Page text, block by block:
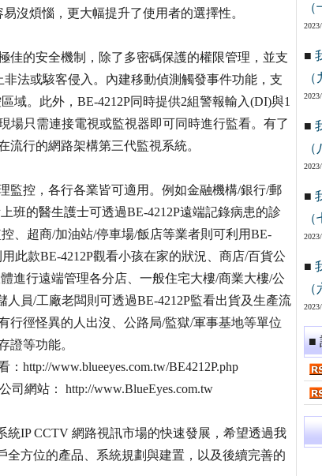
沒煩惱，更大幅提升了使用者的選擇性。
佳的安全機制，除了多密碼保護的權限管理，並支
法或駭客侵入。內建移動偵測觸發事件功能，支
域。此外，BE-4212P同時提供2組警報輸入(DI)與1
場只需連接電視或監視器即可同時進行監看。有了
流行的網路架構第三代監視系統。
監控，各行各業皆可適用。例如金融機構/銀行/郵
班的醫生護士可透過BE-4212P遠端記錄病患的診
、超商/加油站/停車場/飯店等業者則可利用BE-
此款BE-4212P觀看小孩在家的狀況、商店/百貨公
進行遠端管理各分店、一般住宅大樓/商業大樓/公
員/工廠老闆則可透過BE-4212P監看出貨及生產流
行徑怪異的人出沒、公路局/監獄/軍事基地等單位
證等功能。
http://www.blueeyes.com.tw/BE4212P.php
網站： http://www.BlueEyes.com.tw
IP CCTV 網路視訊市場的快速發展，希望透過我
方位的產品、系統規劃與建置，以及後續完善的
■
■
■
■
■